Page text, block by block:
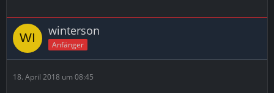
winterson
Anfänger
18. April 2018 um 08:45